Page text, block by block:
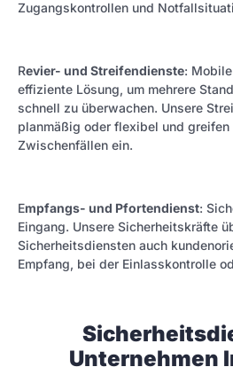
Zugangskontrollen und
Revier- und Streifendienste:
effiziente Lösung, um mehrere
schnell zu überwachen. Unsere
planmäßig oder flexibel und
Zwischenfällen ein.
Empfangs- und Pfortendienst:
Eingang. Unsere Sicherheitskräfte
Sicherheitsdiensten auch
Empfang, bei der Einlasskontrolle
Unternehmen